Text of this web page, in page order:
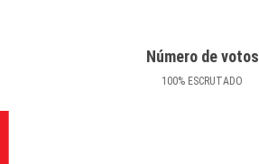
Número de votos
100% ESCRUTADO